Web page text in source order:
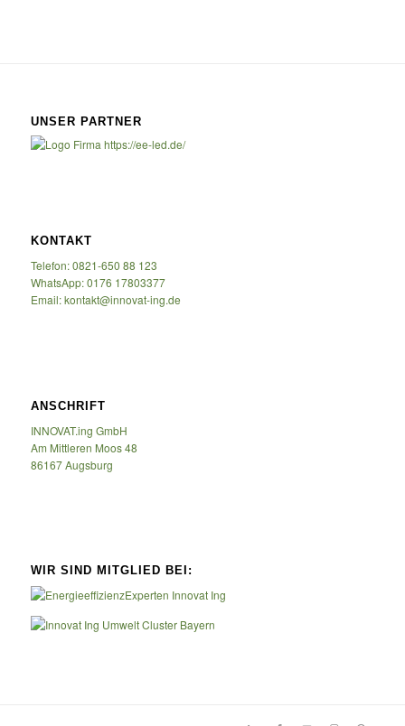
UNSER PARTNER
KONTAKT
Telefon: 0821-650 88 123
WhatsApp: 0176 17803377
Email: kontakt@innovat-ing.de
ANSCHRIFT
INNOVAT.ing GmbH
Am Mittleren Moos 48
86167 Augsburg
WIR SIND MITGLIED BEI: